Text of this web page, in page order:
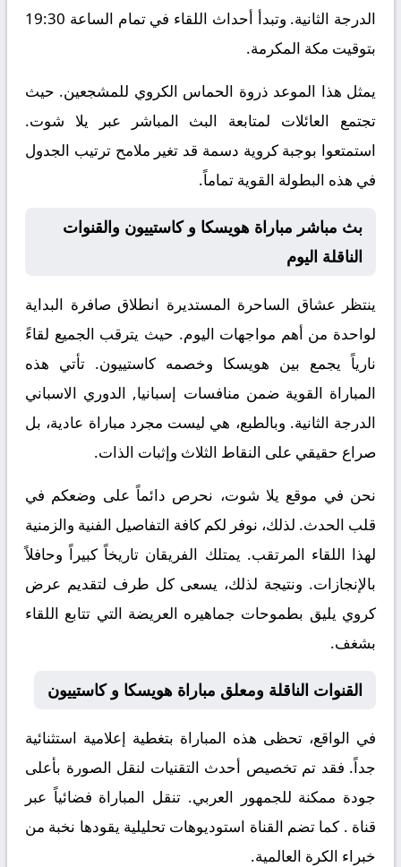
الدرجة الثانية. وتبدأ أحداث اللقاء في تمام الساعة 19:30
بتوقيت مكة المكرمة.
يمثل هذا الموعد ذروة الحماس الكروي للمشجعين. حيث
تجتمع العائلات لمتابعة البث المباشر عبر يلا شوت.
استمتعوا بوجبة كروية دسمة قد تغير ملامح ترتيب الجدول
في هذه البطولة القوية تماماً.
بث مباشر مباراة هويسكا و كاستييون والقنوات
الناقلة اليوم
ينتظر عشاق الساحرة المستديرة انطلاق صافرة البداية
لواحدة من أهم مواجهات اليوم. حيث يترقب الجميع لقاءً
نارياً يجمع بين هويسكا وخصمه كاستييون. تأتي هذه
المباراة القوية ضمن منافسات إسبانيا, الدوري الاسباني
الدرجة الثانية. وبالطبع، هي ليست مجرد مباراة عادية، بل
صراع حقيقي على النقاط الثلاث وإثبات الذات.
نحن في موقع يلا شوت، نحرص دائماً على وضعكم في
قلب الحدث. لذلك، نوفر لكم كافة التفاصيل الفنية والزمنية
لهذا اللقاء المرتقب. يمتلك الفريقان تاريخاً كبيراً وحافلاً
بالإنجازات. ونتيجة لذلك، يسعى كل طرف لتقديم عرض
كروي يليق بطموحات جماهيره العريضة التي تتابع اللقاء
بشغف.
القنوات الناقلة ومعلق مباراة هويسكا و كاستييون
في الواقع، تحظى هذه المباراة بتغطية إعلامية استثنائية
جداً. فقد تم تخصيص أحدث التقنيات لنقل الصورة بأعلى
جودة ممكنة للجمهور العربي. تنقل المباراة فضائياً عبر
قناة . كما تضم القناة استوديوهات تحليلية يقودها نخبة من
خبراء الكرة العالمية.